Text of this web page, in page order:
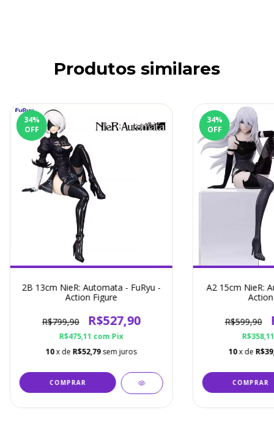
Produtos similares
34%
OFF
2B 13cm NieR: Automata - FuRyu -
Action Figure
R$799,90 R$527,90
R$475,11 com Pix
10x de R$52,79sem juros
34%
OFF
A2 15cm NieR:
R$599,90
10x de